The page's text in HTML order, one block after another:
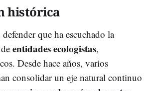
histórica
que ha escuchado la
entidades ecologistas,
Desde hace años, varios
consolidar un eje natural continuo